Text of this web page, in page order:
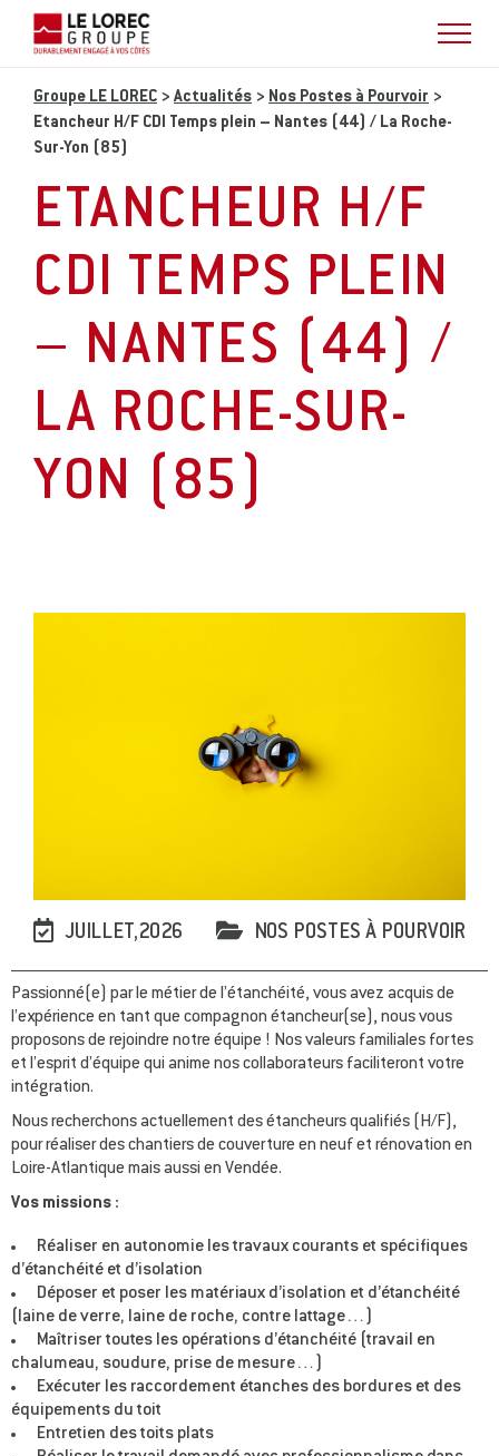
Groupe LE LOREC > Actualités > Nos Postes à Pourvoir >
Etancheur H/F CDI Temps plein – Nantes (44) / La Roche-
Sur-Yon (85)
ETANCHEUR H/F
CDI TEMPS PLEIN
– NANTES (44) /
LA ROCHE-SUR-
YON (85)
JUILLET,2026 NOS POSTES À POURVOIR
Passionné(e) par le métier de l’étanchéité, vous avez acquis de
l’expérience en tant que compagnon étancheur(se), nous vous
proposons de rejoindre notre équipe ! Nos valeurs familiales fortes
et l’esprit d’équipe qui anime nos collaborateurs faciliteront votre
intégration.
Nous recherchons actuellement des étancheurs qualifiés (H/F),
pour réaliser des chantiers de couverture en neuf et rénovation en
Loire-Atlantique mais aussi en Vendée.
Vos missions :
Réaliser en autonomie les travaux courants et spécifiques
d’étanchéité et d’isolation
Déposer et poser les matériaux d’isolation et d’étanchéité
(laine de verre, laine de roche, contre lattage…)
Maîtriser toutes les opérations d’étanchéité (travail en
chalumeau, soudure, prise de mesure…)
Exécuter les raccordement étanches des bordures et des
équipements du toit
Entretien des toits plats